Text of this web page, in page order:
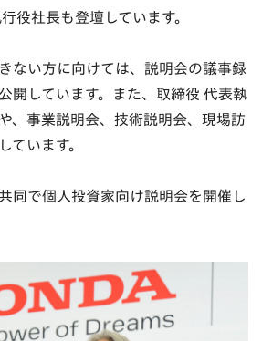
役社長も登壇しています。
ない方に向けては、説明会の議事録
開しています。また、取締役 代表執
、事業説明会、技術説明会、現場訪
ています。
同で個人投資家向け説明会を開催し